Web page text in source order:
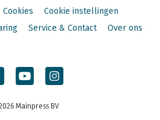
Cookies
Cookie instellingen
Service & Contact Over ons
Mainpress BV